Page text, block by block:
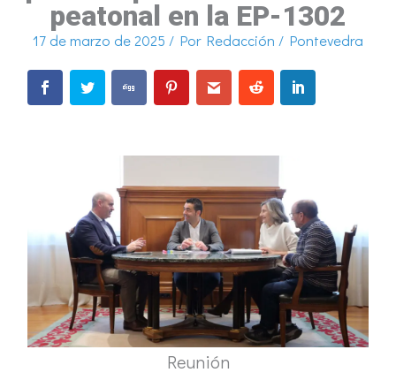
peatonal en la EP-1302
17 de marzo de 2025 / Por Redacción / Pontevedra
Reunión